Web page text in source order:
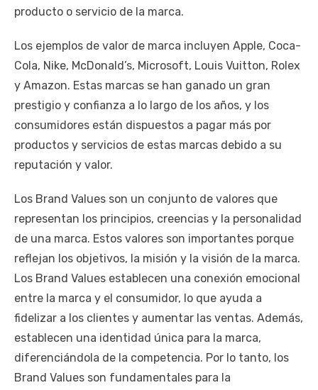
producto o servicio de la marca.
Los ejemplos de valor de marca incluyen Apple, Coca-
Cola, Nike, McDonald’s, Microsoft, Louis Vuitton, Rolex
y Amazon. Estas marcas se han ganado un gran
prestigio y confianza a lo largo de los años, y los
consumidores están dispuestos a pagar más por
productos y servicios de estas marcas debido a su
reputación y valor.
Los Brand Values son un conjunto de valores que
representan los principios, creencias y la personalidad
de una marca. Estos valores son importantes porque
reflejan los objetivos, la misión y la visión de la marca.
Los Brand Values establecen una conexión emocional
entre la marca y el consumidor, lo que ayuda a
fidelizar a los clientes y aumentar las ventas. Además,
establecen una identidad única para la marca,
diferenciándola de la competencia. Por lo tanto, los
Brand Values son fundamentales para la